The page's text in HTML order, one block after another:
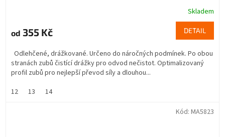
Skladem
od 355 Kč DETAIL
Odlehčené, drážkované. Určeno do náročných podmínek. Po obou
stranách zubů čistící drážky pro odvod nečistot. Optimalizovaný
profil zubů pro nejlepší převod síly a dlouhou...
12
13 14
Kód: MA5823